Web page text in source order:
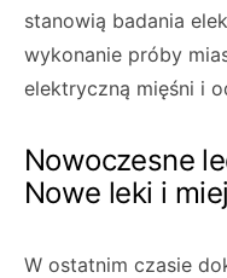
stanowią badania
wykonanie próby
elektryczną mięśni i
Nowoczesne
Nowe leki i
W ostatnim czasie